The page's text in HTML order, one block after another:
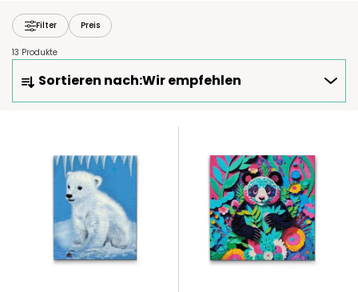
Filter Preis
13 Produkte
O
Sortieren nach:Wir empfehlen